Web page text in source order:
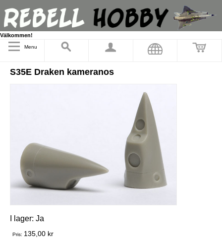
Välkommen!
Menu
S35E Draken kameranos
I lager: Ja
Pris: 135,00 kr